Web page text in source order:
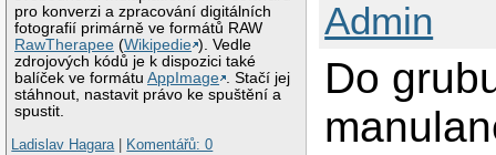
pro konverzi a zpracování digitálních
fotografií primárně ve formátů RAW
RawTherapee (Wikipedie ). Vedle
zdrojových kódů je k dispozici také
balíček ve formátuAppImage . Stačí jej
stáhnout, nastavit právo ke spuštění a
spustit.
Ladislav Hagara| Komentářů: 0
Admin
Do